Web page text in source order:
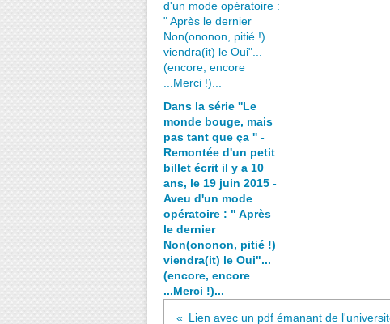
Dans la série ''Le
monde bouge, mais
pas tant que ça '' -
Remontée d'un petit
billet écrit il y a 10
ans, le 19 juin 2015 -
Aveu d'un mode
opératoire : " Après
le dernier
Non(ononon, pitié !)
viendra(it) le Oui"...
(encore, encore
...Merci !)...